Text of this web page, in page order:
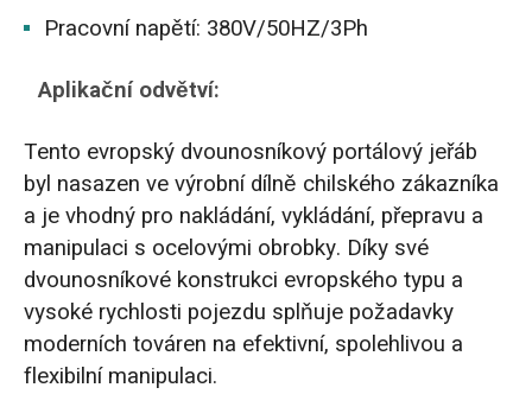
Pracovní napětí: 380V/50HZ/3Ph
Aplikační odvětví:
Tento evropský dvounosníkový portálový jeřáb
byl nasazen ve výrobní dílně chilského zákazníka
a je vhodný pro nakládání, vykládání, přepravu a
manipulaci s ocelovými obrobky. Díky své
dvounosníkové konstrukci evropského typu a
vysoké rychlosti pojezdu splňuje požadavky
moderních továren na efektivní, spolehlivou a
flexibilní manipulaci.